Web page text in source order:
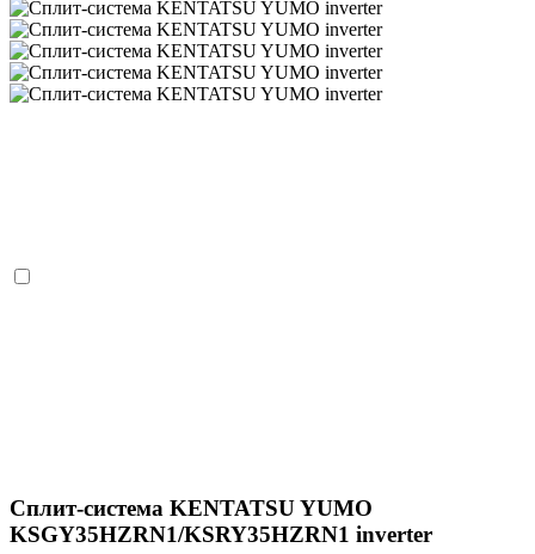
Сплит-система KENTATSU YUMO
KSGY35HZRN1/KSRY35HZRN1 inverter